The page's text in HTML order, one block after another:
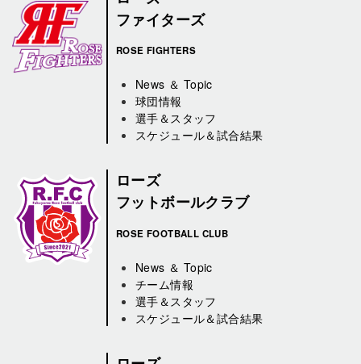
ファイターズ
ROSE FIGHTERS
News ＆ Topic
球団情報
選手＆スタッフ
スケジュール＆試合結果
ローズ
フットボールクラブ
ROSE FOOTBALL CLUB
News ＆ Topic
チーム情報
選手＆スタッフ
スケジュール＆試合結果